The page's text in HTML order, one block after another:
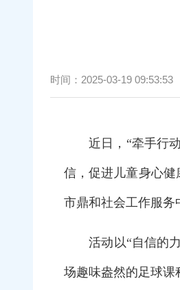
时间： 2025-03-19 09:53:53
近日，“牵手行动”
信，促进儿童身心
市鼎和社会工作服务
活动以“自信的力
场趣味盎然的足球课